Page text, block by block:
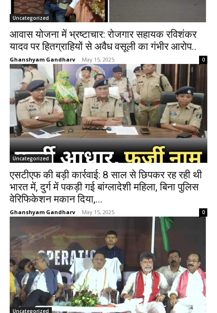
Uncategorized
आवास योजना में भ्रष्टाचार: रोजगार सहायक रविशंकर
यादव पर हितग्राहियों से अवैध वसूली का गंभीर आरोप..
Ghanshyam Gandharv - May 15, 2025 0
Uncategorized
एसटीएफ की बड़ी कार्रवाई: 8 साल से छिपकर रह रही थी
भारत में, दुर्ग में पकड़ी गई बांग्लादेशी महिला, बिना पुलिस
वेरिफिकेशन मकान दिया,...
Ghanshyam Gandharv - May 15, 2025 0
Uncategorized